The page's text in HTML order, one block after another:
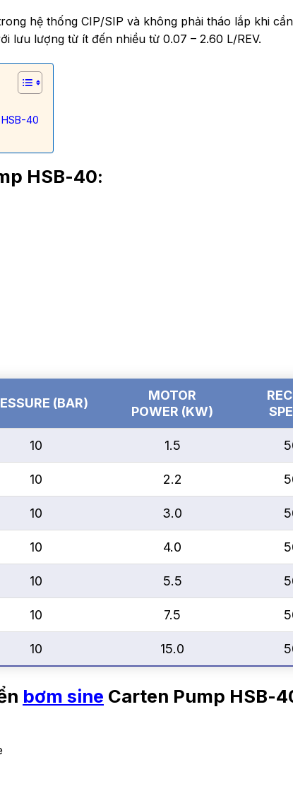
hệ thống CIP/SIP và không phải tháo lắp khi
lưu lượng từ ít đến nhiều từ 0.07 – 2.60 L/REV.
40
HSB-40:
(BAR)
MOTOR
POWER (KW)
10 1.5
10 2.2
10 3.0
10 4.0
10 5.5
10 7.5
10 15.0
bơm sine Carten Pump HSB-